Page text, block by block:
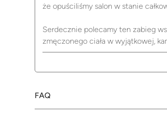
że opuściliśmy salon w stanie
Serdecznie polecamy ten zabieg
zmęczonego ciała w wyjątkowej,
FAQ